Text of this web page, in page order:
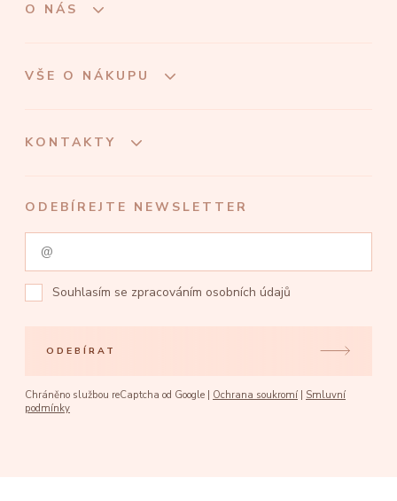
O NÁS
VŠE O NÁKUPU
KONTAKTY
ODEBÍREJTE NEWSLETTER
Souhlasím se zpracováním osobních údajů
ODEBÍRAT
Chráněno službou reCaptcha od Google | Ochrana soukromí | Smluvní
podmínky